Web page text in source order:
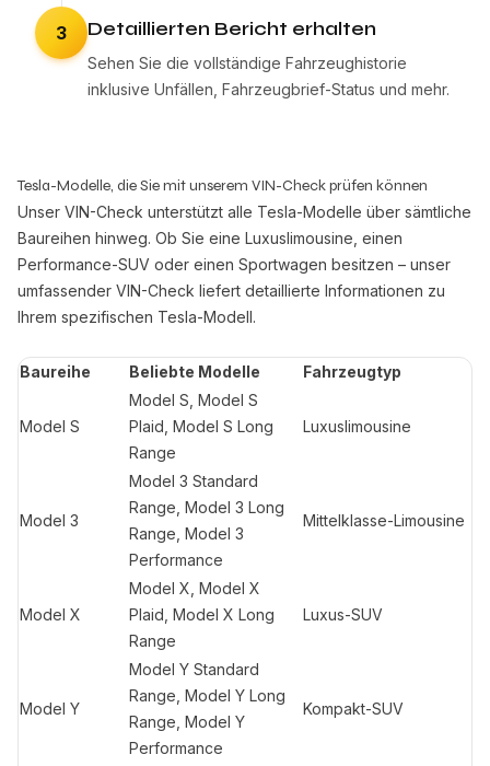
3 Detaillierten Bericht erhalten
Sehen Sie die vollständige Fahrzeughistorie
inklusive Unfällen, Fahrzeugbrief-Status und mehr.
Tesla-Modelle, die Sie mit unserem VIN-Check prüfen können
Unser VIN-Check unterstützt alle Tesla-Modelle über sämtliche
Baureihen hinweg. Ob Sie eine Luxuslimousine, einen
Performance-SUV oder einen Sportwagen besitzen – unser
umfassender VIN-Check liefert detaillierte Informationen zu
Ihrem spezifischen Tesla-Modell.
Baureihe Beliebte Modelle Fahrzeugtyp
Model S
Model S, Model S
Plaid, Model S Long
Range
Luxuslimousine
Model 3
Model 3 Standard
Range, Model 3 Long
Range, Model 3
Performance
Mittelklasse-Limousine
Model X
Model X, Model X
Plaid, Model X Long
Range
Luxus-SUV
Model Y
Model Y Standard
Range, Model Y Long
Range, Model Y
Performance
Kompakt-SUV